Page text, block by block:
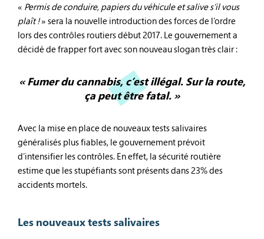
« Permis de conduire, papiers du véhicule et salive s’il vous
plaît !» sera la nouvelle introduction des forces de l’ordre
lors des contrôles routiers début 2017. Le gouvernement a
décidé de frapper fort avec son nouveau slogan très clair :
« Fumer du cannabis, c’est illégal. Sur la route,
ça peut être fatal. »
Avec la mise en place de nouveaux tests salivaires
généralisés plus fiables, le gouvernement prévoit
d’intensifier les contrôles. En effet, la sécurité routière
estime que les stupéfiants sont présents dans 23% des
accidents mortels.
Les nouveaux tests salivaires